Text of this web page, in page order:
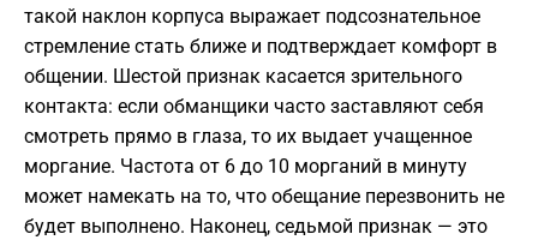
такой наклон корпуса выражает подсознательное
стремление стать ближе и подтверждает комфорт в
общении. Шестой признак касается зрительного
контакта: если обманщики часто заставляют себя
смотреть прямо в глаза, то их выдает учащенное
моргание. Частота от 6 до 10 морганий в минуту
может намекать на то, что обещание перезвонить не
будет выполнено. Наконец, седьмой признак — это